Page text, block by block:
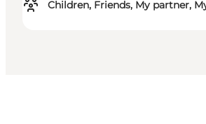
Children, Friends, My partner,